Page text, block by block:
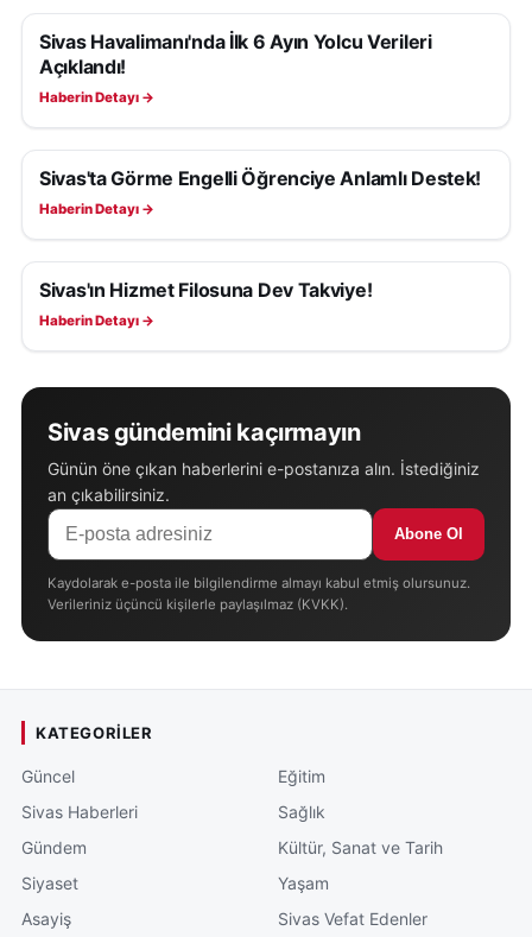
SIVAS HABERLERI
Sivas Havalimanı'nda İlk 6 Ayın Yolcu Verileri
Açıklandı!
Haberin Detayı →
SIVAS HABERLERI
Sivas'ta Görme Engelli Öğrenciye Anlamlı Destek!
Haberin Detayı →
SIVAS HABERLERI
Sivas'ın Hizmet Filosuna Dev Takviye!
Haberin Detayı →
Sivas gündemini kaçırmayın
Günün öne çıkan haberlerini e-postanıza alın. İstediğiniz
an çıkabilirsiniz.
Abone Ol
Kaydolarak e-posta ile bilgilendirme almayı kabul etmiş olursunuz.
Verileriniz üçüncü kişilerle paylaşılmaz (KVKK).
KATEGORILER
Güncel
Sivas Haberleri
Gündem
Siyaset
Asayiş
Eğitim
Sağlık
Kültür, Sanat ve Tarih
Yaşam
Sivas Vefat Edenler